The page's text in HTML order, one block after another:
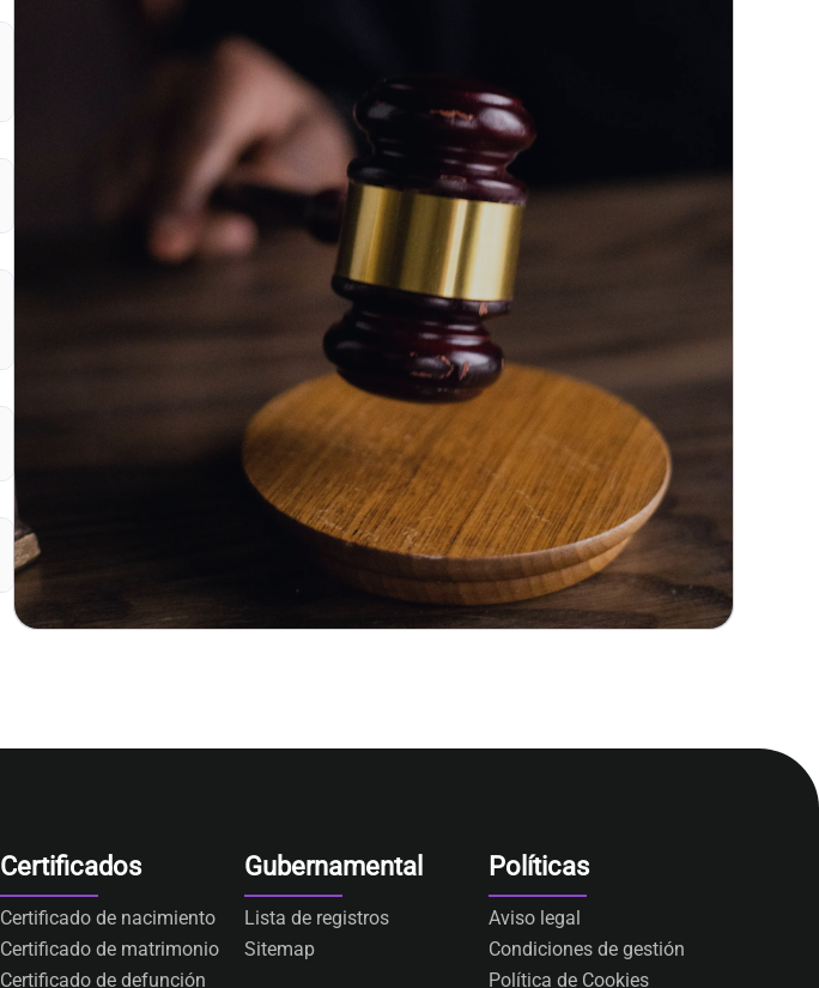
Certificados
Certificado de nacimiento
Certificado de matrimonio
Certificado de defunción
Gubernamental
Lista de registros
Sitemap
Políticas
Aviso legal
Condiciones de gestión
Política de Cookies